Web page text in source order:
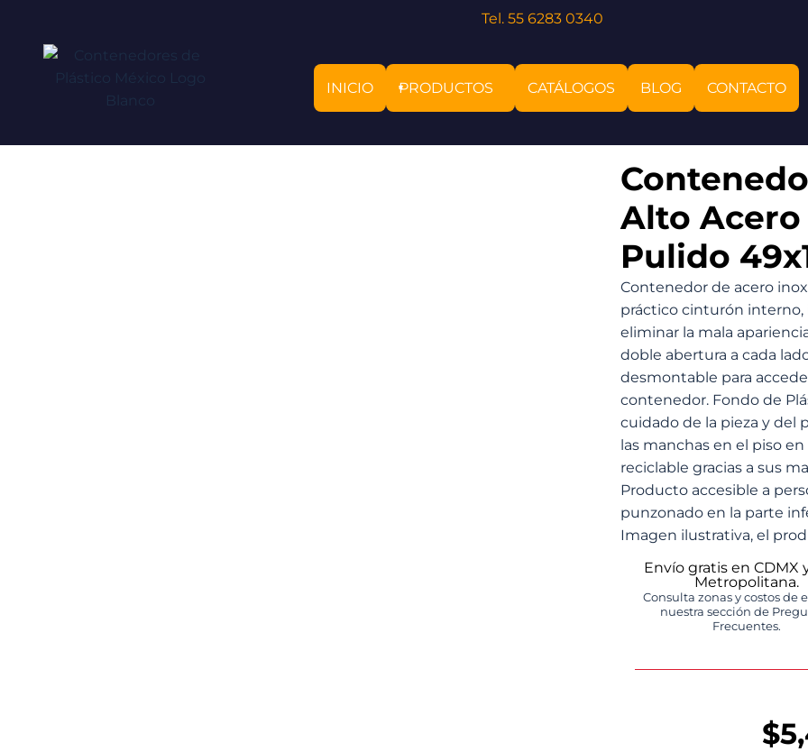
Tel. 55 6283 0340
INICIO PRODUCTOS CATÁLOGOS BLOG CONTACTO
Alto Acero
Pulido
Contenedor de acero
práctico cinturón interno,
eliminar la mala
doble abertura a cada
desmontable para
contenedor. Fondo de
cuidado de la pieza y del
las manchas en el piso
reciclable gracias a sus
Producto accesible a
punzonado en la parte
Imagen ilustrativa, el
Envío gratis en CDMX
Metropolitana.
Consulta zonas y costos de
nuestra sección de
Frecuentes.
$